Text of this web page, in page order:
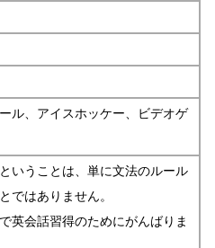
ル、アイスホッケー、ビデオゲ
いうことは、単に文法のルール
ではありません。
英会話習得のためにがんばりま